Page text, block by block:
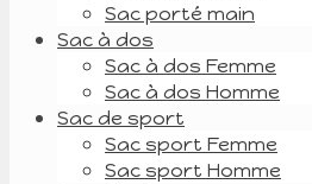
Sac porté main
Sac à dos
Sac à dos Femme
Sac à dos Homme
Sac de sport
Sac sport Femme
Sac sport Homme